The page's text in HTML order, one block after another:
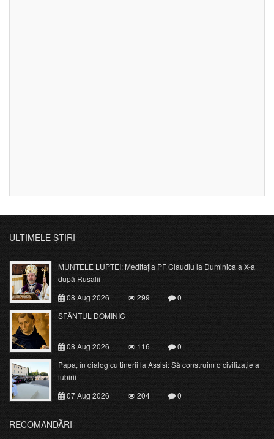
ULTIMELE ȘTIRI
MUNTELE LUPTEI: Meditația PF Claudiu la Duminica a X-a
după Rusalii
08 Aug 2026
299
0
SFÂNTUL DOMINIC
08 Aug 2026 116
0
Papa, în dialog cu tinerii la Assisi: Să construim o civilizație a
iubirii
07 Aug 2026
204 0
RECOMANDĂRI